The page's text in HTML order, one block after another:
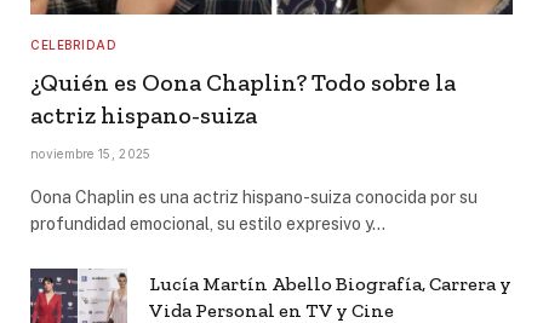
CELEBRIDAD
¿Quién es Oona Chaplin? Todo sobre la
actriz hispano-suiza
noviembre 15, 2025
Oona Chaplin es una actriz hispano-suiza conocida por su
profundidad emocional, su estilo expresivo y…
Lucía Martín Abello Biografía, Carrera y
Vida Personal en TV y Cine